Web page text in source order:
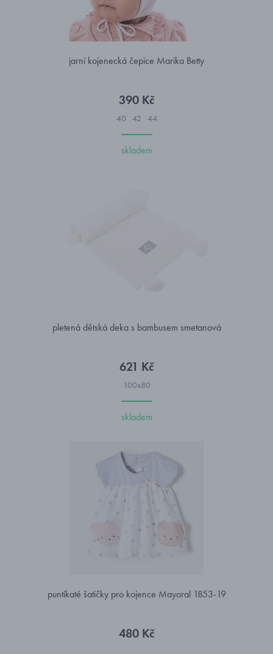
jarní kojenecká čepice Marika Betty
390 Kč
40 42 44
skladem
pletená dětská deka s bambusem smetanová
621 Kč
100x80
skladem
puntíkaté šatičky pro kojence Mayoral 1853-19
480 Kč